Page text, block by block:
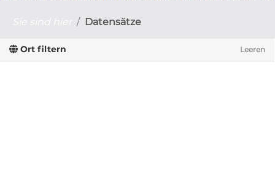
Datensätze
Ort filtern Leeren